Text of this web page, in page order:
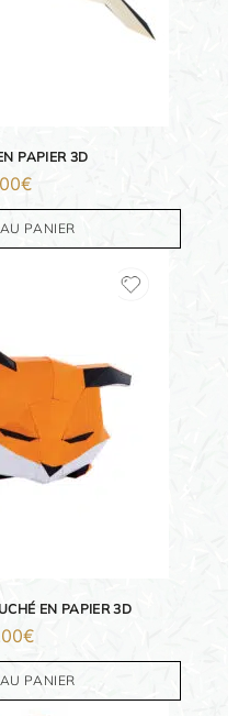
PAPIER 3D
€
PANIER
EN PAPIER 3D
€
PANIER